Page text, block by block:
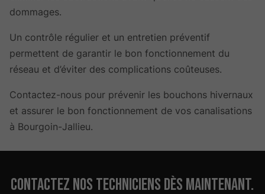
dommages.
Un contrôle régulier et un entretien préventif
permettent de garantir le bon fonctionnement du
réseau et d’éviter des complications coûteuses.
Contactez-nous pour prévenir les bouchons hivernaux
et assurer le bon fonctionnement de vos canalisations
à Bourgoin-Jallieu.
Contactez nos techniciens dès maintenant.